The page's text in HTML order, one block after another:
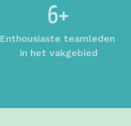
6+
Enthousiaste teamleden
in het vakgebied